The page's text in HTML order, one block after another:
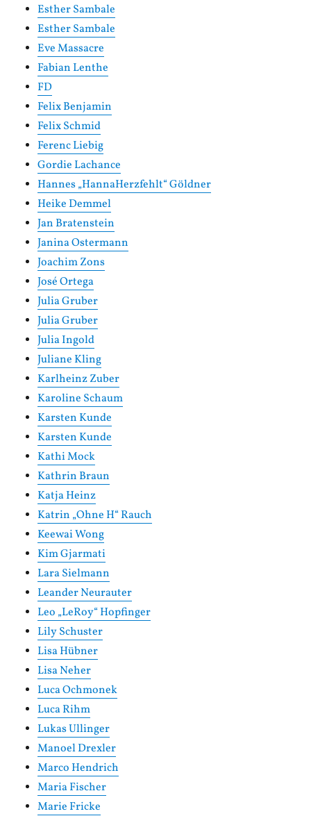
Esther Sambale
Esther Sambale
Eve Massacre
Fabian Lenthe
FD
Felix Benjamin
Felix Schmid
Ferenc Liebig
Gordie Lachance
Hannes „HannaHerzfehlt“ Göldner
Heike Demmel
Jan Bratenstein
Janina Ostermann
Joachim Zons
José Ortega
Julia Gruber
Julia Gruber
Julia Ingold
Juliane Kling
Karlheinz Zuber
Karoline Schaum
Karsten Kunde
Karsten Kunde
Kathi Mock
Kathrin Braun
Katja Heinz
Katrin „Ohne H“ Rauch
Keewai Wong
Kim Gjarmati
Lara Sielmann
Leander Neurauter
Leo „LeRoy“ Hopfinger
Lily Schuster
Lisa Hübner
Lisa Neher
Luca Ochmonek
Luca Rihm
Lukas Ullinger
Manoel Drexler
Marco Hendrich
Maria Fischer
Marie Fricke